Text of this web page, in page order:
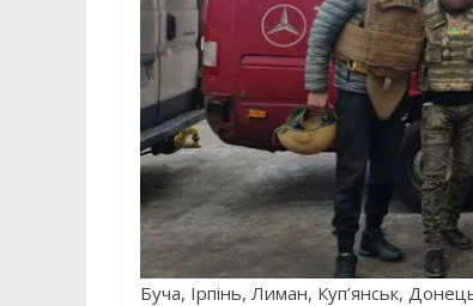
Буча, Ірпінь, Лиман, Куп’янськ,